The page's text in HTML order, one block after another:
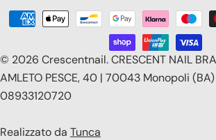
e
/
r
e
© 2026 Crescentnail.CRESCENT NAIL
AMLETO PESCE, 40 | 70043 Monopoli (BA)
08933120720
Realizzato da Tunca
Modalità
pagamento